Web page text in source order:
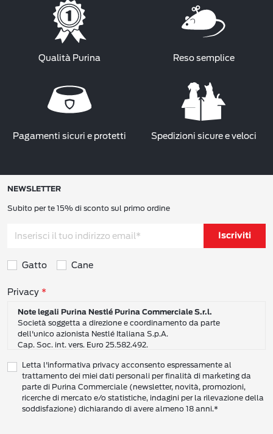
Qualità Purina Reso semplice
Pagamenti sicuri e protetti Spedizioni sicure e veloci
NEWSLETTER
Subito per te 15% di sconto sul primo ordine
Iscriviti
Gatto Cane
Consensi sulla privacy
Privacy
Note legali Purina Nestlé Purina Commerciale S.r.l.
Società soggetta a direzione e coordinamento da parte
dell'unico azionista Nestlé Italiana S.p.A.
Cap. Soc. int. vers. Euro 25.582.492.
6 - 20057 Assago (Mi)
Tel.: +39 02 8181 1
Codice Fiscale e Partita I.V.A. 10805410965
PEC: pur.it@pec.it
Letta l'informativa privacy acconsento espressamente al
trattamento dei miei dati personali per finalità di marketing da
parte di Purina Commerciale (newsletter, novità, promozioni,
ricerche di mercato e/o statistiche, indagini per la rilevazione della
soddisfazione) dichiarando di avere almeno 18 anni.*